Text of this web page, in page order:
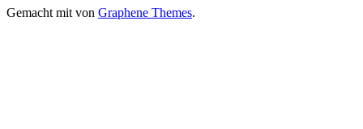
Gemacht mit von Graphene Themes.